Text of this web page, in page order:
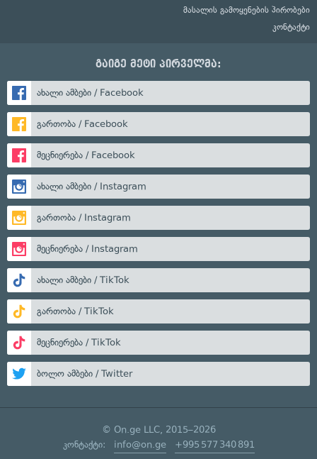
მასალის გამოყენების პირობები
კონტაქტი
გაიგე მეტი პირველმა:
ახალი ამბები / Facebook
გართობა / Facebook
მეცნიერება / Facebook
ახალი ამბები / Instagram
გართობა / Instagram
მეცნიერება / Instagram
ახალი ამბები / TikTok
გართობა / TikTok
მეცნიერება / TikTok
ბოლო ამბები / Twitter
© On.ge LLC, 2015–2026
კონტაქტი: info@on.ge +995 577 340 891